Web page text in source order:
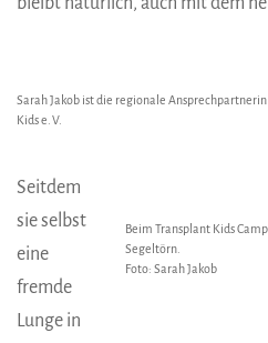
Sarah Jakob ist die regionale
Kids e. V.
Beim Transplant Kids
Segeltörn.
Foto: Sarah Jakob
Seitdem
sie selbst
eine
fremde
Lunge in